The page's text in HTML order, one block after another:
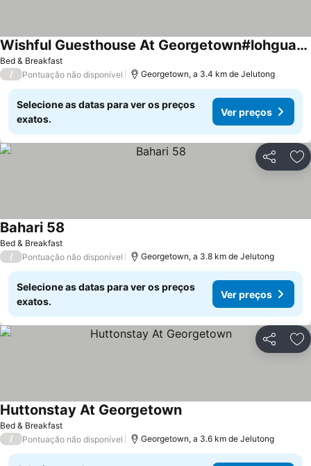
Bed & Breakfast
Wishful Guesthouse At Georgetown#lohguanlye#budgetstay
Ver preços
/ Pontuação não disponível Georgetown, a 3.4 km de Jelutong
Selecione as datas para ver os preços
exatos.
Ver preços
Partilhar
Bed & Breakfast
Bahari 58
/ Pontuação não disponível Georgetown, a 3.8 km de Jelutong
Selecione as datas para ver os preços
exatos.
Ver preços
Partilhar
Bed & Breakfast
Huttonstay At GeorgetownVer preços
/ Pontuação não disponível Georgetown, a 3.6 km de Jelutong